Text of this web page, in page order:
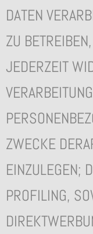
DATEN
ZU
JEDERZEIT
ZWECKE
EINZULEGEN;
PROFILING,